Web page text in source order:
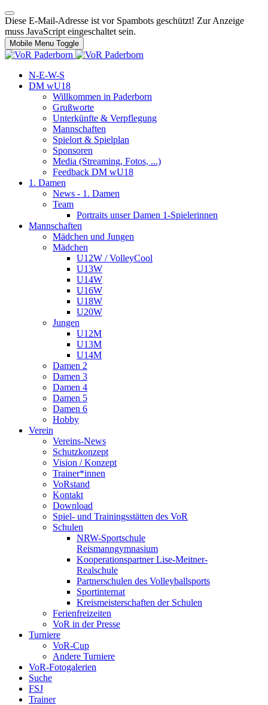
Diese E-Mail-Adresse ist vor Spambots geschützt! Zur Anzeige
muss JavaScript eingeschaltet sein.
Mobile Menu Toggle
N-E-W-S
DM wU18
Willkommen in Paderborn
Grußworte
Unterkünfte & Verpflegung
Mannschaften
Spielort & Spielplan
Sponsoren
Media (Streaming, Fotos, ...)
Feedback DM wU18
1. Damen
News - 1. Damen
Team
Portraits unser Damen 1-Spielerinnen
Mannschaften
Mädchen und Jungen
Mädchen
U12W / VolleyCool
U13W
U14W
U16W
U18W
U20W
Jungen
U12M
U13M
U14M
Damen 2
Damen 3
Damen 4
Damen 5
Damen 6
Hobby
Verein
Vereins-News
Schutzkonzept
Vision / Konzept
Trainer*innen
VoRstand
Kontakt
Download
Spiel- und Trainingsstätten des VoR
Schulen
NRW-Sportschule
Reismanngymnasium
Kooperationspartner Lise-Meitner-
Realschule
Partnerschulen des Volleyballsports
Sportinternat
Kreismeisterschaften der Schulen
Ferienfreizeiten
VoR in der Presse
Turniere
VoR-Cup
Andere Turniere
VoR-Fotogalerien
Suche
FSJ
Trainer